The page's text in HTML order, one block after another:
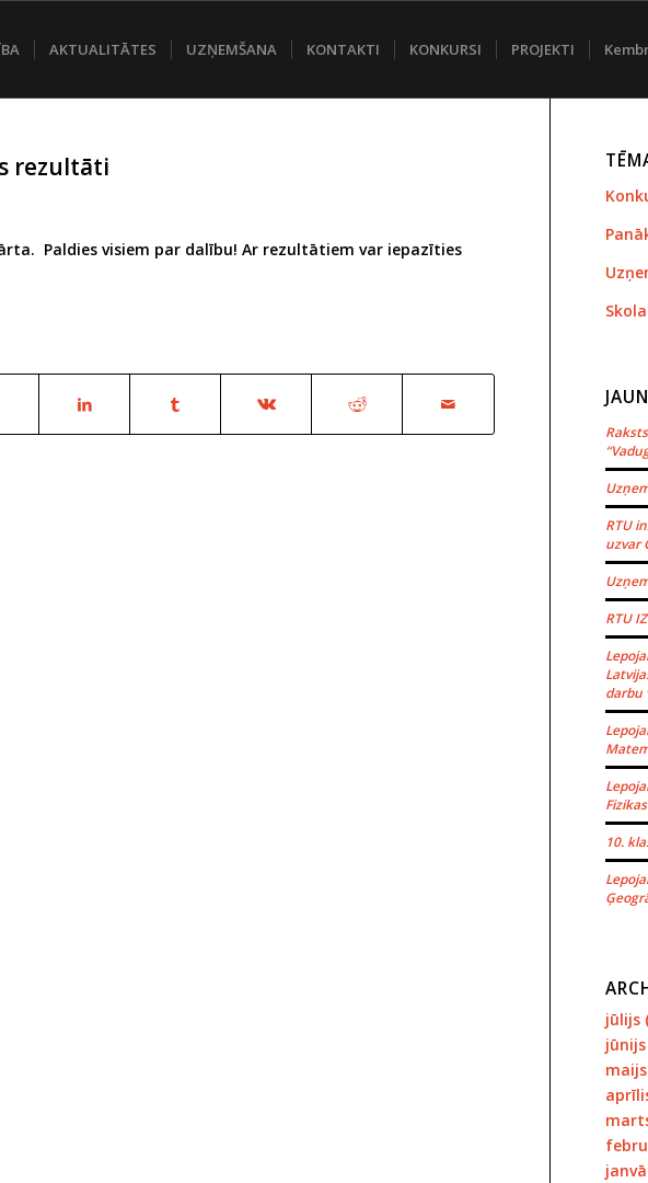
AKTUALITĀTES UZŅEMŠANA KONTAKTI KONKURSI PROJEKTI
rezultāti
Paldies visiem par dalību! Ar rezultātiem var iepazīties
RTU
uzvar
RTU
darbu
10.
jūlijs
jūnijs